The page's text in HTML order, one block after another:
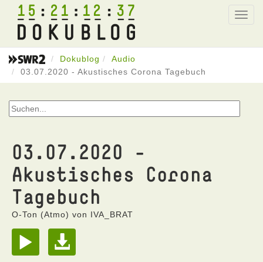
15 21 12 37
Dokublog
Audio
03.07.2020 - Akustisches Corona Tagebuch
03.07.2020 -
Akustisches Corona
Tagebuch
O-Ton (Atmo) von IVA_BRAT